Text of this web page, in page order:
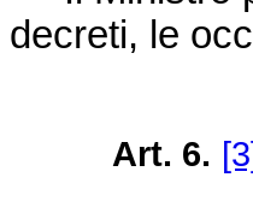
decreti, le
Art. 6.